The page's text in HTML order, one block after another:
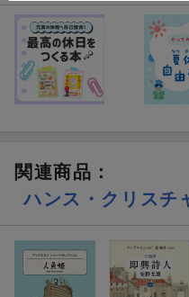
関連商品 ：
ハンス・クリスチ